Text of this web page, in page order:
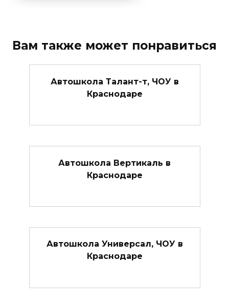
Вам также может понравиться
Автошкола Талант-т, ЧОУ в
Краснодаре
Автошкола Вертикаль в
Краснодаре
Автошкола Универсал, ЧОУ в
Краснодаре